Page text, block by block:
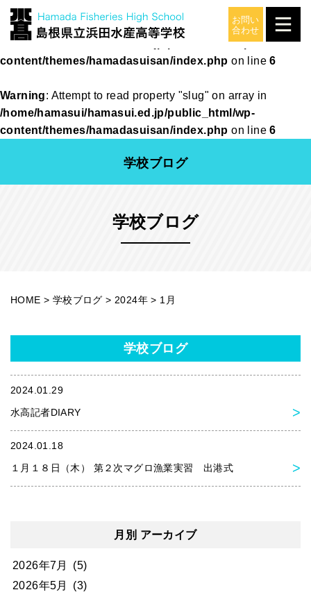
Warning: Attempt to read property "slug" on array in
/home/hamasui/hamasui.ed.jp/public_html/wp-
content/themes/hamadasuisan/index.php on line6
Warning: Attempt to read property "slug" on array in
/home/hamasui/hamasui.ed.jp/public_html/wp-
content/themes/hamadasuisan/index.php on line6
学校ブログ
学校ブログ
HOME > 学校ブログ > 2024年 > 1月
月別 アーカイブ
2026年7月
(5)
2026年5月
(3)
学校ブログ
2024.01.29
水高記者DIARY
2024.01.18
１月１８日（木） 第２次マグロ漁業実習 出港式